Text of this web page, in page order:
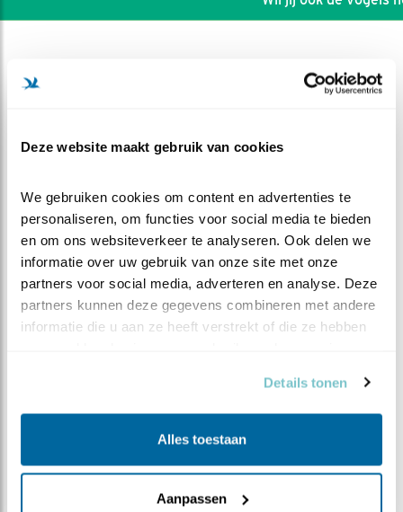
Deze website maakt gebruik van cookies
We gebruiken cookies om content en advertenties te
personaliseren, om functies voor social media te bieden
en om ons websiteverkeer te analyseren. Ook delen we
informatie over uw gebruik van onze site met onze
partners voor social media, adverteren en analyse. Deze
partners kunnen deze gegevens combineren met andere
informatie die u aan ze heeft verstrekt of die ze hebben
Details tonen
Alles toestaan
Aanpassen
DEEL DIT FILMPJE
gebonden aan een vast plekje in de nestkast. Vrouw
steenuil zorgt daar wel voor.